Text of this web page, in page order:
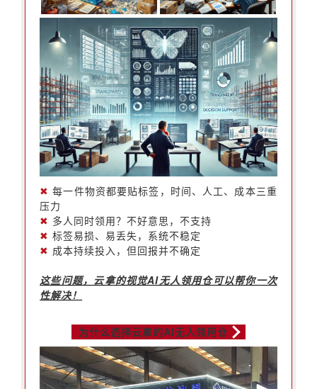
✖每一件物资都要贴标签，时间、人工、成本三重
压力
✖ 多人同时领用？不好意思，不支持
✖标签易损、易丢失，系统不稳定
✖ 成本持续投入，但回报并不确定
这些问题，云拿的视觉AI无人领用仓可以帮你一次
性解决！
为什么选择云拿的AI无人领用仓